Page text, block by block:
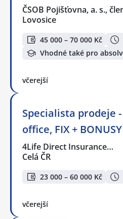
ČSOB Pojišťovna, a. s.,
Lovosice
45 000 – 70 000 Kč
Vhodné také pro
včerejší
Specialista prodeje
office, FIX + BONUSY
4Life Direct Insurance…
Celá ČR
23 000 – 60 000 Kč
včerejší